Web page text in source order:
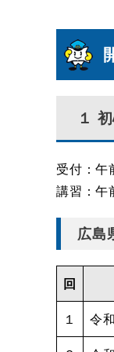
１
受付：午
講習：午
広島
回
１ 令